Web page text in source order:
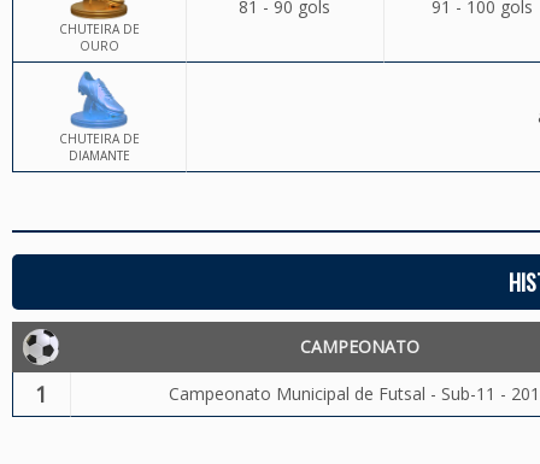
CHUTEIRA DE
OURO
81 - 90 gols 91 - 100 gols
CHUTEIRA DE
DIAMANTE
CAMPEONATO
1 Campeonato Municipal de Futsal - Sub-11 -